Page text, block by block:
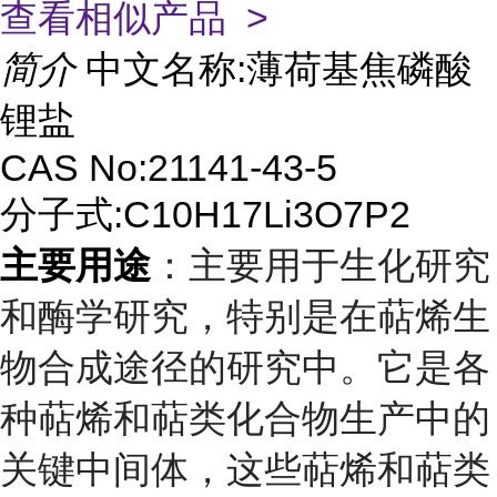
查看相似产品 >
简介 中文名称:薄荷基焦磷酸
锂盐
CAS No:21141-43-5
分子式:C10H17Li3O7P2
主要用途 ：主要用于生化研究
和酶学研究，特别是在萜烯生
物合成途径的研究中。它是各
种萜烯和萜类化合物生产中的
关键中间体，这些萜烯和萜类